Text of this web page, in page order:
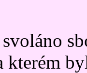
kterém